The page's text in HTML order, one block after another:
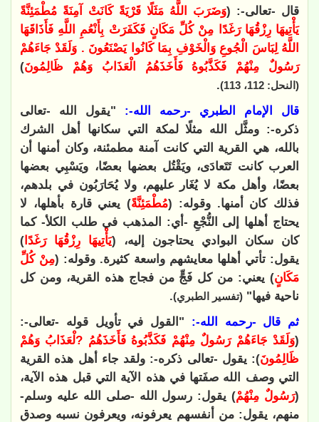
قال -تعالى-: (وَضَرَبَ اللَّهُ مَثَلًا قَرْيَةً كَانَتْ آمِنَةً مُطْمَئِنَّةً
يَأْتِيهَا رِزْقُهَا رَغَدًا مِنْ كُلِّ مَكَانٍ فَكَفَرَتْ بِأَنْعُمِ اللَّهِ فَأَذَاقَهَا
اللَّهُ لِبَاسَ الْجُوعِ وَالْخَوْفِ بِمَا كَانُوا يَصْنَعُونَ . وَلَقَدْ جَاءَهُمْ
رَسُولٌ مِنْهُمْ فَكَذَّبُوهُ فَأَخَذَهُمُ الْعَذَابُ وَهُمْ ظَالِمُونَ)
(النحل: 112، 113)
.
قال الإمام الطبري -رحمه الله-: "يقول الله -تعالى
ذكره-: ومثَّل الله مثلًا لمكة التي سكانها أهل الشرك
بالله، هي القرية التي كانت آمنة مطمئنة، وكان أمنها أن
العرب كانت تَتَعادَى، ويَقْتُل بعضها بعضًا، ويَسْبِي بعضها
بعضًا، وأهل مكة لا يُغَار عليهم، ولا يُحَارَبُون في بلدهم،
فذلك كان أمنها. وقوله: (مُطْمَئِنَّةً) يعني قارة بأهلها، لا
يحتاج أهلها إلى النُّجْعِ -أي: المذهب في طلب الكلأ- كما
كان سكان البوادي يحتاجون إليه، (يَأْتِيهَا رِزْقُهَا رَغَدًا )
يقول: تأتي أهلها معايشهم واسعة كثيرة. وقوله: (مِنْ كُلِّ
مَكَانٍ) يعني: من كل فَجٍّ من فجاج هذه القرية، ومن كل
ناحية فيها" (تفسير الطبري).
ثم قال -رحمه الله-: "القول في تأويل قوله -تعالى-:
(وَلَقَدْ جَاءَهُمْ رَسُولٌ مِنْهُمْ فَكَذَّبُوهُ فَأَخَذَهُمُ ?لْعَذَابُ وَهُمْ
ظَالِمُونَ): يقول -تعالى ذكره-: ولقد جاء أهل هذه القرية
التي وصف الله صفَتها في هذه الآية التي قبل هذه الآية،
(رَسُولٌ مِنْهُمْ) يقول: رسول الله -صلى الله عليه وسلم-
منهم، يقول: من أنفسهم يعرفونه، ويعرفون نسبه وصدق